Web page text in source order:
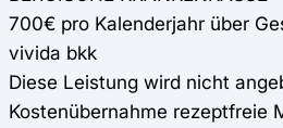
700€ pro Kalenderjahr über
vivida bkk
Diese Leistung wird nicht
Kostenübernahme rezeptfreie